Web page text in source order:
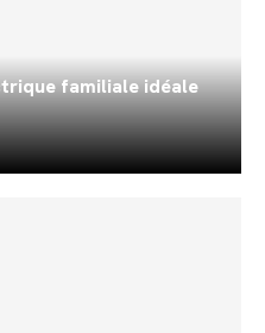
familiale idéale